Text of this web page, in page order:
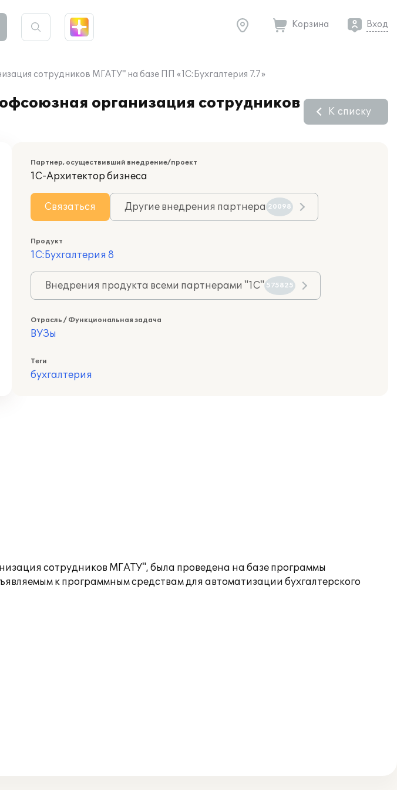
Корзина Вход
сотрудников МГАТУ" на базе ПП «1С:Бухгалтерия 7.7»
организация сотрудников
К списку
Партнер, осуществивший внедрение/проект
1С-Архитектор бизнеса
Связаться Другие внедрения партнера 20098
Продукт
1С:Бухгалтерия 8
Внедрения продукта всеми партнерами "1С" 575825
Отрасль / Функциональная задача
ВУЗы
Теги
бухгалтерия
сотрудников МГАТУ", была проведена на базе программы
к программным средствам для автоматизации бухгалтерского